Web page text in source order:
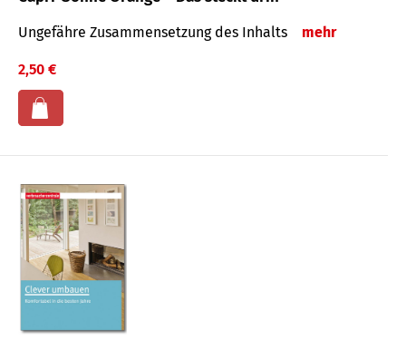
Ungefähre Zu­sammen­setzung des Inhalts mehr
2,50 €